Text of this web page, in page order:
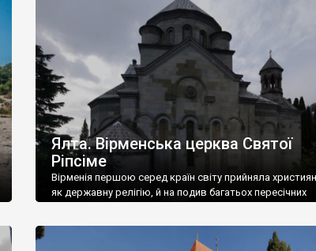
називаються «повстяками» (postaki)…” “Вино. Крим
виробляє відмінне вино і його вдосталь: воно все
легке біле і дуже […]
Ялта. Вірменська церква Святої
Ріпсіме
Вірменія першою серед країн світу прийняла
як державну релігію, й на подив багатьох пересічних